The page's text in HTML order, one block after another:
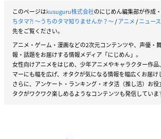
このページはkusuguru株式会社のにじめん編集部が作成
ちタマ?! ～うちのタマ知りませんか？～/アニメ/ニュース
先をご覧ください。
アニメ・ゲーム・漫画などの2次元コンテンツや、声優・
報・話題をお届けする情報メディア「にじめん」。
女性向けアニメをはじめ、少年アニメやキャラクター作
マーにも幅を広げ、オタクが気になる情報を幅広くお届け
さらに、アンケート・ランキング・オタ活（推し活）お役
タクがワクワク楽しめるようなコンテンツも発信していま